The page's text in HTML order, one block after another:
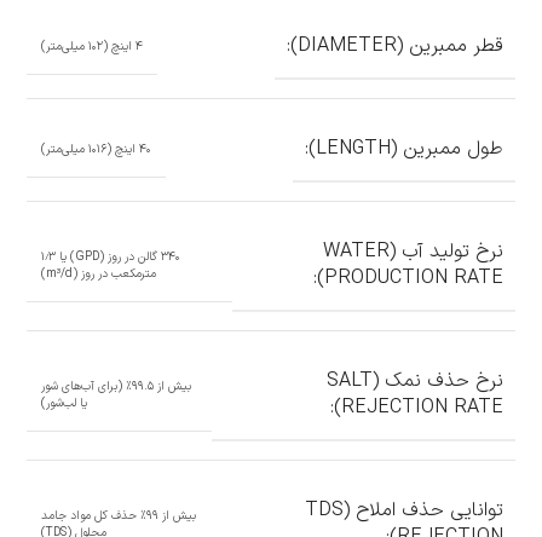
قطر ممبرین (DIAMETER): ۴ اینچ (۱۰۲ میلی‌متر)
طول ممبرین (LENGTH): ۴۰ اینچ (۱۰۱۶ میلی‌متر)
نرخ تولید آب (WATER
PRODUCTION RATE):
۳۴۰ گالن در روز (GPD) یا ۱٫۳
مترمکعب در روز (m³/d)
نرخ حذف نمک (SALT
REJECTION RATE):
بیش از ۹۹.۵٪ (برای آب‌های شور
یا لب‌شور)
توانایی حذف املاح (TDS
بیش از ۹۹٪ حذف کل مواد جامد
محلول (TDS)